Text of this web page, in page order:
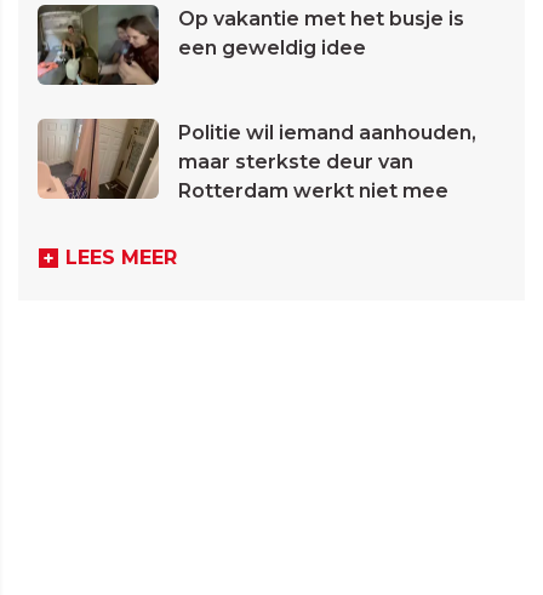
Op vakantie met het busje is
een geweldig idee
Politie wil iemand aanhouden,
maar sterkste deur van
Rotterdam werkt niet mee
LEES MEER